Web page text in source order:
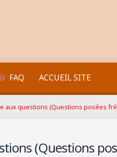
FAQ ACCUEIL SITE
aux questions (Questions posées
(Questions